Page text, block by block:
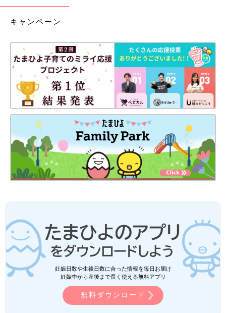
キャンペーン
妊娠日数や生後日数に合った情報を毎日お届け
妊娠中から産後まで長く使える無料アプリ
無料ダウンロード